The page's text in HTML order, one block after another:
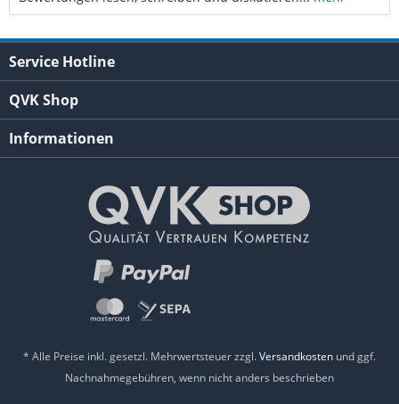
Service Hotline
QVK Shop
Informationen
* Alle Preise inkl. gesetzl. Mehrwertsteuer zzgl.Versandkosten und ggf.
Nachnahmegebühren, wenn nicht anders beschrieben